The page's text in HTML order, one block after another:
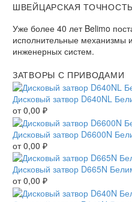
ШВЕЙЦАРСКАЯ ТОЧНОСТЬ
Уже более 40 лет Belimo
исполнительные механизмы
инженерных систем.
ЗАТВОРЫ С ПРИВОДАМИ
Дисковый затвор D640NL
от0,00 ₽
Дисковый затвор D6600N
от0,00 ₽
Дисковый затвор D665N
от0,00 ₽